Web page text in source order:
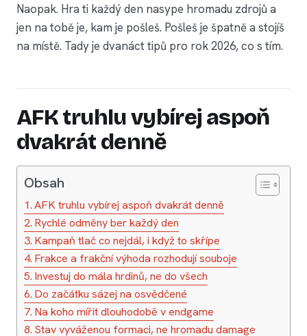
Naopak. Hra ti každý den nasype hromadu zdrojů a
jen na tobě je, kam je pošleš. Pošleš je špatně a stojíš
na místě. Tady je dvanáct tipů pro rok 2026, co s tím.
AFK truhlu vybírej aspoň
dvakrát denně
Obsah
AFK truhlu vybírej aspoň dvakrát denně
Rychlé odměny ber každý den
Kampaň tlač co nejdál, i když to skřípe
Frakce a frakční výhoda rozhodují souboje
Investuj do mála hrdinů, ne do všech
Do začátku sázej na osvědčené
Na koho mířit dlouhodobě v endgame
Stav vyváženou formaci, ne hromadu damage